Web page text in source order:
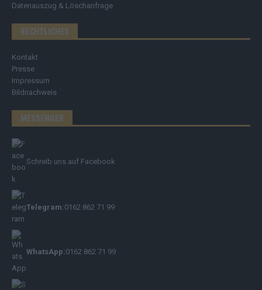
Datenauszug & Löschanfrage
RECHTLICHES
Kontakt
Presse
Impressum
Bildnachweis
MESSENGER
Schreib uns auf Facebook
Telegram:0162 862 71 99
WhatsApp:0162 862 71 99